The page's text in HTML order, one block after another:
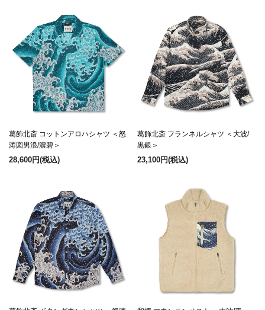
葛飾北斎 コットンアロハシャツ ＜怒
涛図男浪/濃碧＞
28,600円(税込)
葛飾北斎 フランネルシャツ ＜大波/
黒銀＞
23,100円(税込)